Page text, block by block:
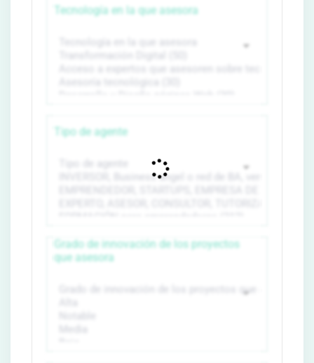
Tecnología en la que asesora
Tipo de agente
Grado de innovación de los proyectos
que asesora